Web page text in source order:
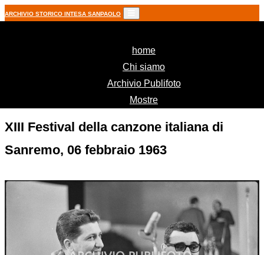
ARCHIVIO STORICO INTESA SANPAOLO
home(current)
Chi siamo
Archivio Publifoto
Mostre
XIII Festival della canzone italiana di
Sanremo, 06 febbraio 1963